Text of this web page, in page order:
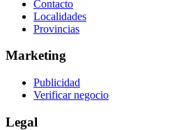
Contacto
Localidades
Provincias
Marketing
Publicidad
Verificar negocio
Legal